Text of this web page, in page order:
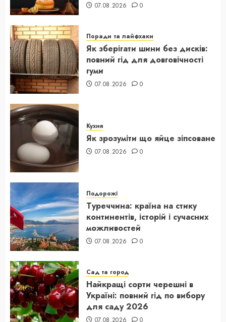
07.08.2026 0
Поради та лайфхаки
Як зберігати шини без дисків:
повний гід для довговічності
гуми
07.08.2026 0
Кухня
Як зрозуміти що яйце зіпсоване
07.08.2026 0
Подорожі
Туреччина: країна на стику
континентів, історій і сучасних
можливостей
07.08.2026 0
Сад та город
Найкращі сорти черешні в
Україні: повний гід по вибору
для саду 2026
07.08.2026 0